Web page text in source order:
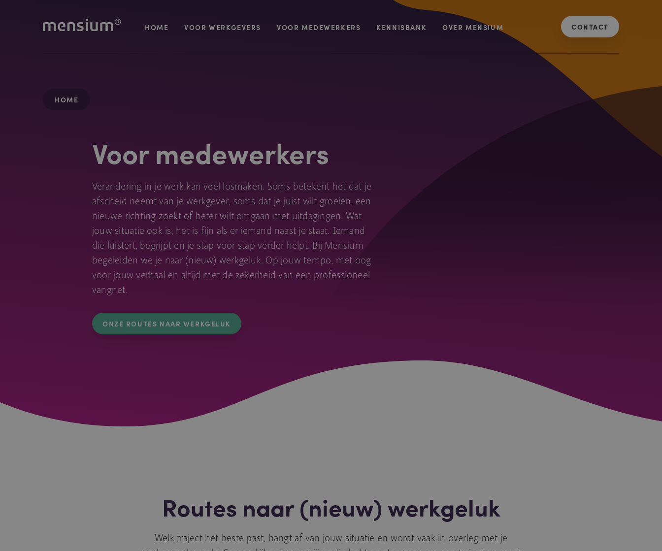
HOME VOOR WERKGEVERS VOOR MEDEWERKERS KENNISBANK OVER MENSIUM CONTACT
HOME
Voor medewerkers
Verandering in je werk kan veel losmaken. Soms betekent het dat je
afscheid neemt van je werkgever, soms dat je juist wilt groeien, een
nieuwe richting zoekt of beter wilt omgaan met uitdagingen. Wat
jouw situatie ook is, het is fijn als er iemand naast je staat. Iemand
die luistert, begrijpt en je stap voor stap verder helpt. Bij Mensium
begeleiden we je naar (nieuw) werkgeluk. Op jouw tempo, met oog
voor jouw verhaal en altijd met de zekerheid van een professioneel
vangnet.
ONZE ROUTES NAAR WERKGELUK
Routes naar (nieuw) werkgeluk
Welk traject het beste past, hangt af van jouw situatie en wordt vaak in overleg met je